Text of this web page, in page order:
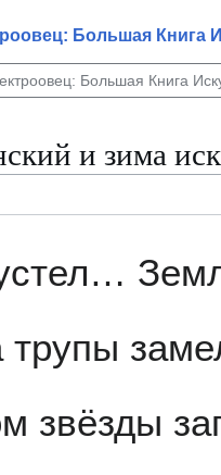
Большая Книга
и зима
трупы
звёзды